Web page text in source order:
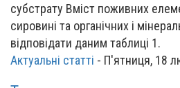
субстрату Вміст поживних
сировині та органічних і
відповідати даним таблиці 1.
Актуальні статті - П'ятниця, 18